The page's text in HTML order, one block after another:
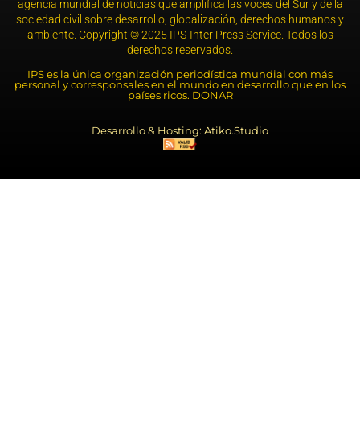
agencia mundial de noticias que amplifica las voces del Sur y de la
sociedad civil sobre desarrollo, globalización, derechos humanos y
ambiente. Copyright © 2025 IPS-Inter Press Service. Todos los
derechos reservados.
IPS es la única organización periodística mundial con más
personal y corresponsales en el mundo en desarrollo que en los
países ricos. DONAR
Desarrollo & Hosting: Atiko.Studio